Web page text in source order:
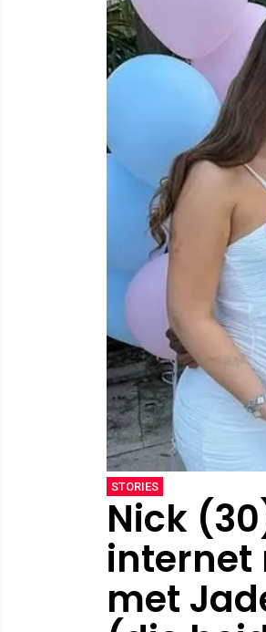
STORIES
Nick
internet
met